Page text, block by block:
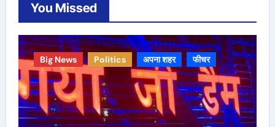
You Missed
Big News Politics अपना शहर फीचर